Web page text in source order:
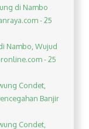
di Nambo
- 25
Nambo, Wujud
- 25
Condet,
Banjir
Condet,